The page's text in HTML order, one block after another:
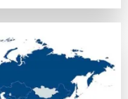
返金など、各オンラ